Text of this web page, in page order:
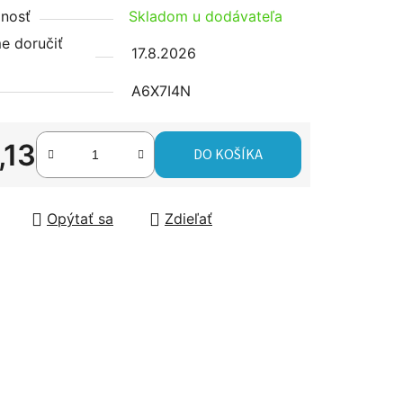
Skladom u dodávateľa
doručiť
17.8.2026
A6X7I4N
cena:
DO KOŠÍKA
Opýtať sa Zdieľať